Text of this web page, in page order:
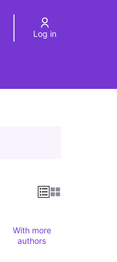
Log in
With more
authors